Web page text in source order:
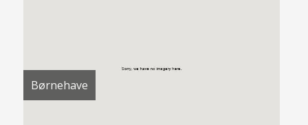
Børnehave